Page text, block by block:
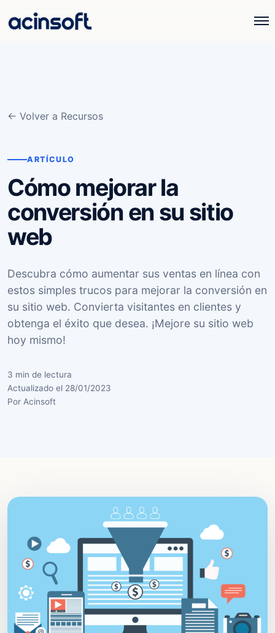
← Volver a Recursos
ARTÍCULO
Cómo mejorar la
conversión en su sitio
web
Descubra cómo aumentar sus ventas en línea con
estos simples trucos para mejorar la conversión en
su sitio web. Convierta visitantes en clientes y
obtenga el éxito que desea. ¡Mejore su sitio web
hoy mismo!
3 min de lectura
Actualizado el 28/01/2023
Por Acinsoft